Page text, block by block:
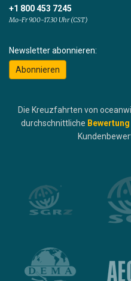
+1 800 453 7245
Mo-Fr 9.00-17.30 Uhr (CST)
Newsletter abonnieren:
Abonnieren
Die Kreuzfahrten von
durchschnittliche